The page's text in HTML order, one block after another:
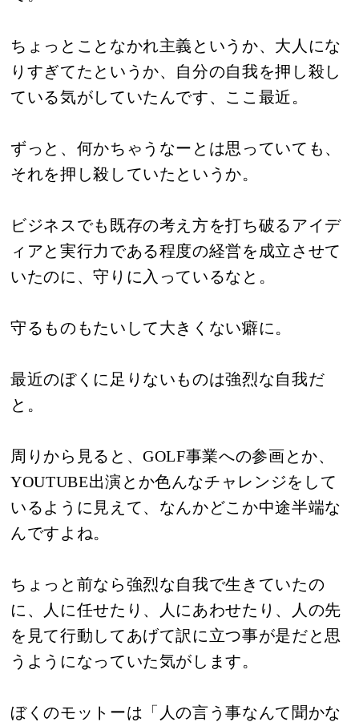
ちょっとことなかれ主義というか、大人にな
りすぎてたというか、自分の自我を押し殺し
ている気がしていたんです、ここ最近。
ずっと、何かちゃうなーとは思っていても、
それを押し殺していたというか。
ビジネスでも既存の考え方を打ち破るアイデ
ィアと実行力である程度の経営を成立させて
いたのに、守りに入っているなと。
守るものもたいして大きくない癖に。
最近のぼくに足りないものは強烈な自我だ
と。
周りから見ると、GOLF事業への参画とか、
YOUTUBE出演とか色んなチャレンジをして
いるように見えて、なんかどこか中途半端な
んですよね。
ちょっと前なら強烈な自我で生きていたの
に、人に任せたり、人にあわせたり、人の先
を見て行動してあげて訳に立つ事が是だと思
うようになっていた気がします。
ぼくのモットーは「人の言う事なんて聞かな